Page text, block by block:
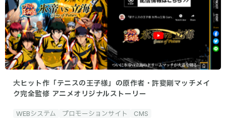
大ヒット作「テニスの王子様」の原作者・許斐剛マッチメイ
ク完全監修 アニメオリジナルストーリー
WEBシステム プロモーションサイト CMS